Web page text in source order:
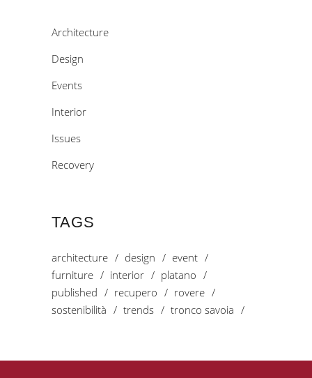
Architecture
Design
Events
Interior
Issues
Recovery
TAGS
architecture design
event
furniture
interior
platano
published
recupero
rovere
sostenibilità
trends tronco savoia